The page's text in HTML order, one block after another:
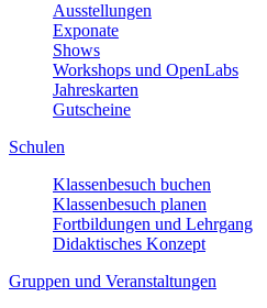
Ausstellungen
Exponate
Shows
Workshops und OpenLabs
Jahreskarten
Gutscheine
Schulen
Klassenbesuch buchen
Klassenbesuch planen
Fortbildungen und Lehrgang
Didaktisches Konzept
Gruppen und Veranstaltungen